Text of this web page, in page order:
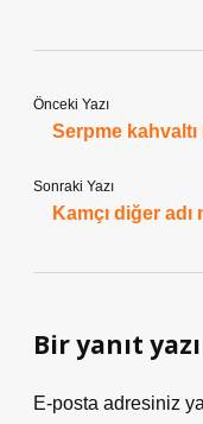
Önceki Yazı
Serpme
Sonraki Yazı
Kamçı diğer adı
Bir yanıt
E-posta adresiniz